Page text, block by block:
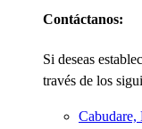
Contáctanos:
Si deseas
través de los
Cabudare,